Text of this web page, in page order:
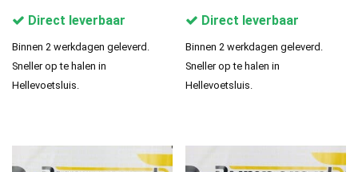
Direct leverbaar
Binnen 2 werkdagen geleverd.
Sneller op te halen in
Hellevoetsluis.
Direct leverbaar
Binnen 2 werkdagen geleverd.
Sneller op te halen in
Hellevoetsluis.